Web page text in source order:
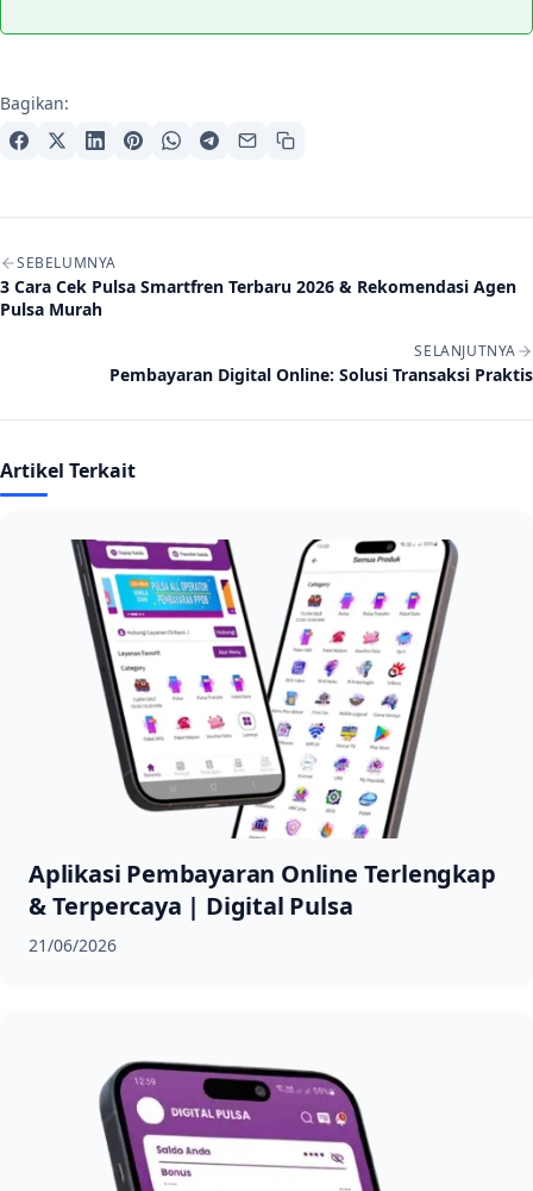
Bagikan:
Navigasi artikel
SEBELUMNYA
3 Cara Cek Pulsa Smartfren Terbaru 2026 & Rekomendasi Agen
Pulsa Murah
SELANJUTNYA
Pembayaran Digital Online: Solusi Transaksi Praktis
Artikel Terkait
Aplikasi Pembayaran Online Terlengkap
& Terpercaya | Digital Pulsa
21/06/2026